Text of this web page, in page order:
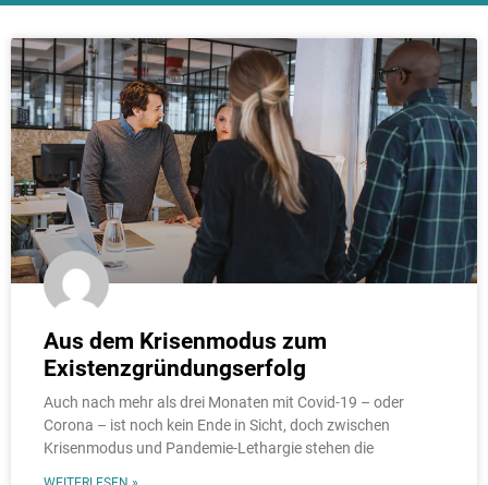
Aus dem Krisenmodus zum
Existenzgründungserfolg
Auch nach mehr als drei Monaten mit Covid-19 – oder
Corona – ist noch kein Ende in Sicht, doch zwischen
Krisenmodus und Pandemie-Lethargie stehen die